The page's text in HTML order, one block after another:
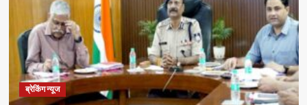
ब्रेकिंग न्यूज